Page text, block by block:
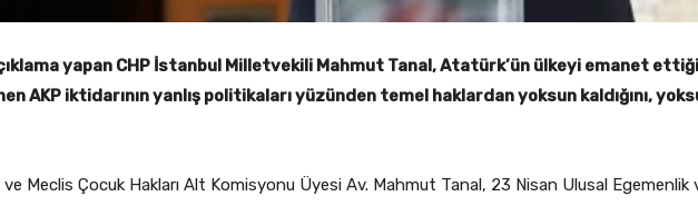
yapan CHP İstanbul Milletvekili Mahmut Tanal, Atatürk’ün ülkeyi emanet
AKP iktidarının yanlış politikaları yüzünden temel haklardan yoksun kaldığını,
Meclis Çocuk Hakları Alt Komisyonu Üyesi Av. Mahmut Tanal, 23 Nisan Ulusal Egemenlik